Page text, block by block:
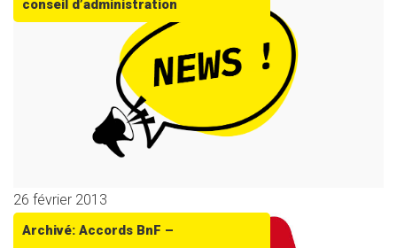
conseil d’administration
26 février 2013
Archivé: Accords BnF –